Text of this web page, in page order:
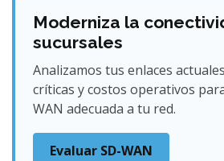
Moderniza la
sucursales
Analizamos tus enlaces
críticas y costos operativos
WAN adecuada a tu red.
Evaluar SD-WAN